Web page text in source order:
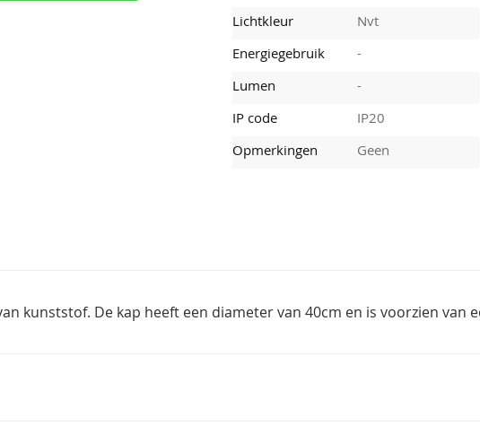
Lichtkleur
Nvt
Energiegebruik
-
Lumen
-
IP code
IP20
Opmerkingen
Geen
kunststof. De kap heeft een diameter van 40cm en is voorzien van